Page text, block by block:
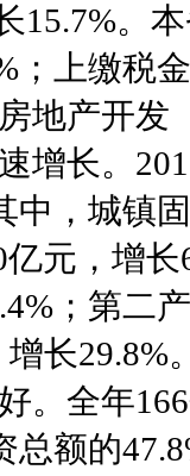
15.7%。
；上缴税
地产开发
增长。
中，城镇
元，增
；第二
长29.8%
。全年
总额的